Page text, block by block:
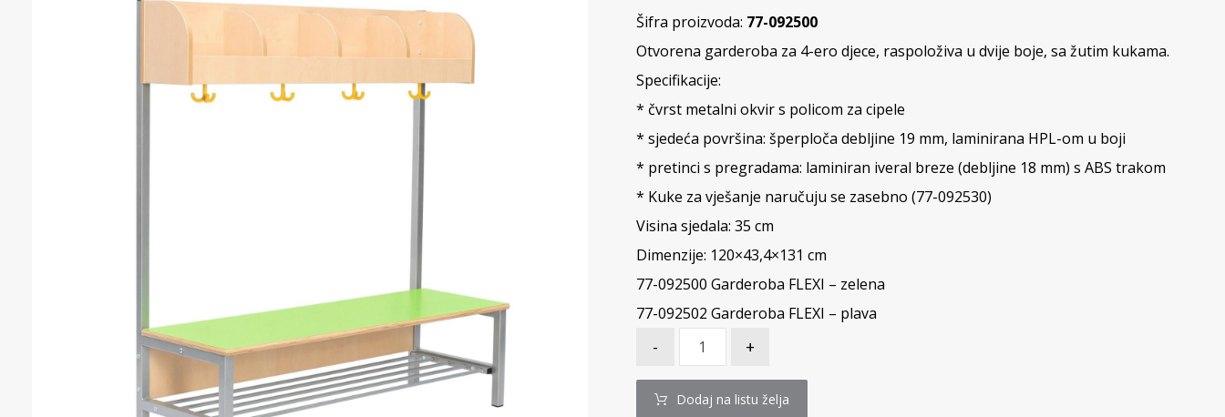
Šifra proizvoda: 77-092500
Otvorena garderoba za 4-ero djece, raspoloživa u dvije boje, sa žutim kukama.
Specifikacije:
* čvrst metalni okvir s policom za cipele
* sjedeća površina: šperploča debljine 19 mm, laminirana HPL-om u boji
* pretinci s pregradama: laminiran iveral breze (debljine 18 mm) s ABS trakom
* Kuke za vješanje naručuju se zasebno (77-092530)
Visina sjedala: 35 cm
Dimenzije: 120×43,4×131 cm
77-092500 Garderoba FLEXI – zelena
77-092502 Garderoba FLEXI – plava
- +
Dodaj na listu želja